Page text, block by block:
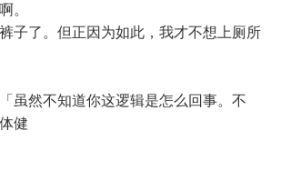
。
子了。但正因为如此，我才不想上厕所
然不知道你这逻辑是怎么回事。不
健